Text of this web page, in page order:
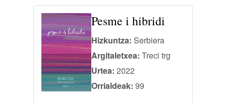
Pesme i hibridi
Hizkuntza: Serbiera
Argitaletxea: Treci trg
Urtea: 2022
Orrialdeak: 99